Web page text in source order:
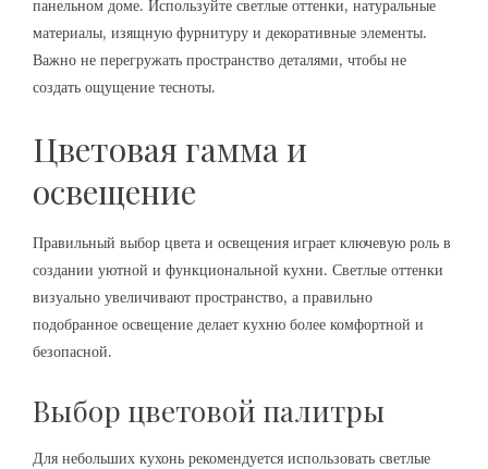
панельном доме. Используйте светлые оттенки, натуральные
материалы, изящную фурнитуру и декоративные элементы.
Важно не перегружать пространство деталями, чтобы не
создать ощущение тесноты.
Цветовая гамма и
освещение
Правильный выбор цвета и освещения играет ключевую роль в
создании уютной и функциональной кухни. Светлые оттенки
визуально увеличивают пространство, а правильно
подобранное освещение делает кухню более комфортной и
безопасной.
Выбор цветовой палитры
Для небольших кухонь рекомендуется использовать светлые